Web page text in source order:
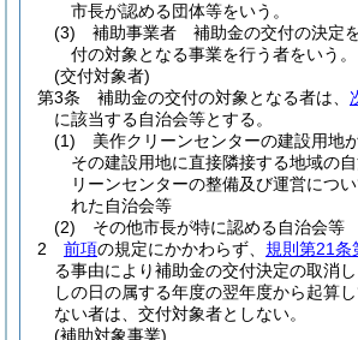
市長が認める団体等をいう。
(3)
補助事業者 補助金の交付の決定
付の対象となる事業を行う者をいう。
(交付対象者)
第3条
補助金の交付の対象となる者は、
に該当する自治会等とする。
(1)
美作クリーンセンターの建設用地
その建設用地に直接隣接する地域の
リーンセンターの整備及び運営につ
れた自治会等
(2)
その他市長が特に認める自治会等
2
前項の規定にかかわらず、 規則第21条
る事由により補助金の交付決定の取消
しの日の属する年度の翌年度から起算
ない者は、交付対象者としない。
(補助対象事業)